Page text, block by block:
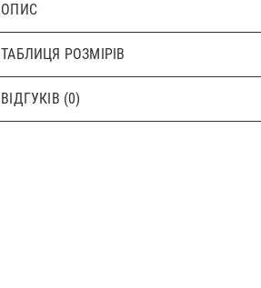
ОПИС
ТАБЛИЦЯ РОЗМІРІВ
ВІДГУКІВ (0)